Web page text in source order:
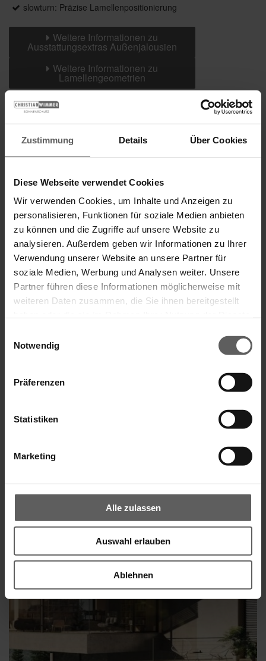
Zustimmung Details Über Cookies
Diese Webseite verwendet Cookies
Wir verwenden Cookies, um Inhalte und Anzeigen zu
personalisieren, Funktionen für soziale Medien anbieten
zu können und die Zugriffe auf unsere Website zu
analysieren. Außerdem geben wir Informationen zu Ihrer
Verwendung unserer Website an unsere Partner für
soziale Medien, Werbung und Analysen weiter. Unsere
Partner führen diese Informationen möglicherweise mit
weiteren Daten zusammen, die Sie ihnen bereitgestellt
Notwendig
Präferenzen
Statistiken
Marketing
Alle zulassen
Auswahl erlauben
Ablehnen
slowturn: Präzise Lamellenpositionierung
Weitere Informationen zu
Ausstattungsextras Außenjalousien
Weitere Informationen zu
Lamellengeometrien
Farben
Weitere Informationen
Das könnte Sie auch interessieren